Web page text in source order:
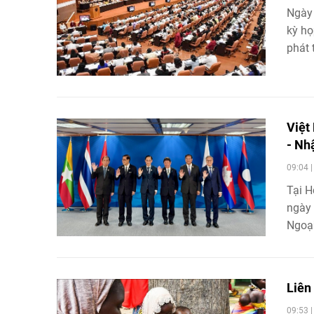
kỳ
phát
Việt
-
09:04
Tại
Liên
09:53